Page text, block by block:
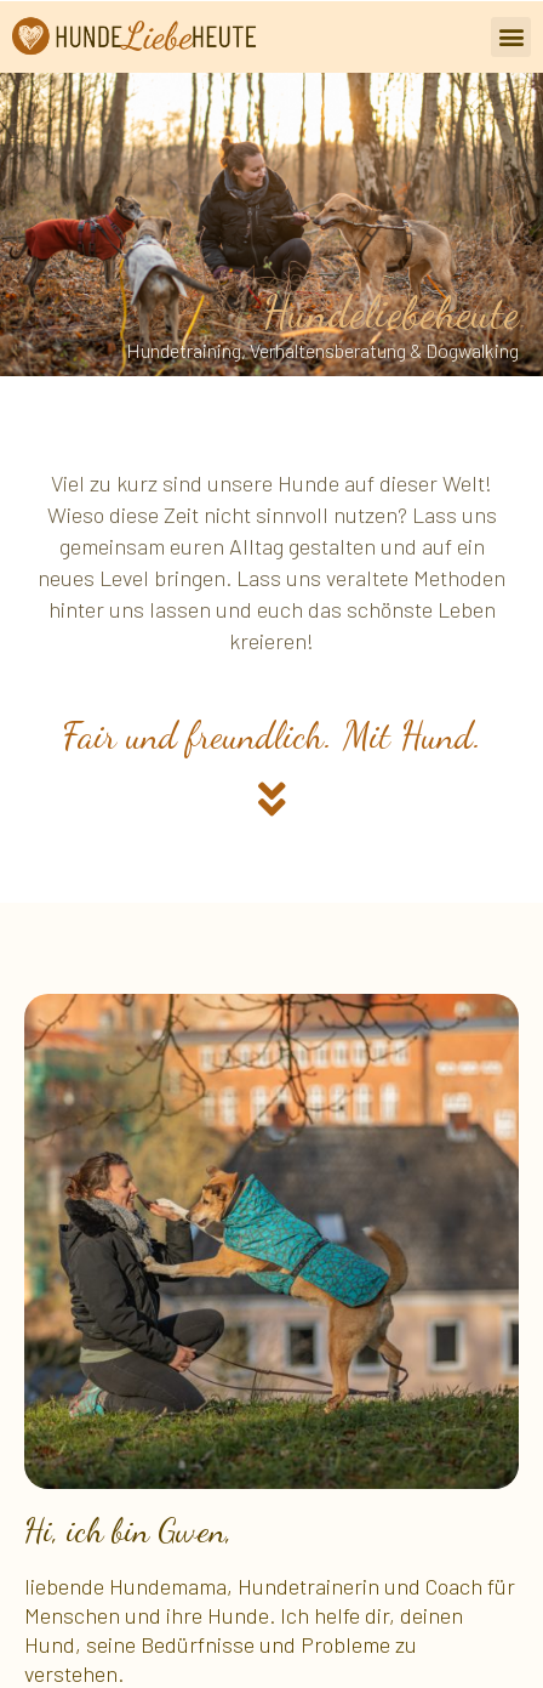
Hundeliebeheute
Hundetraining, Verhaltensberatung & Dogwalking
Viel zu kurz sind unsere Hunde auf dieser Welt!
Wieso diese Zeit nicht sinnvoll nutzen? Lass uns
gemeinsam euren Alltag gestalten und auf ein
neues Level bringen. Lass uns veraltete Methoden
hinter uns lassen und euch das schönste Leben
kreieren!
Fair und freundlich. Mit Hund.
Hi, ich bin Gwen,​
liebende Hundemama, Hundetrainerin und Coach für
Menschen und ihre Hunde. Ich helfe dir, deinen
Hund, seine Bedürfnisse und Probleme zu
verstehen.